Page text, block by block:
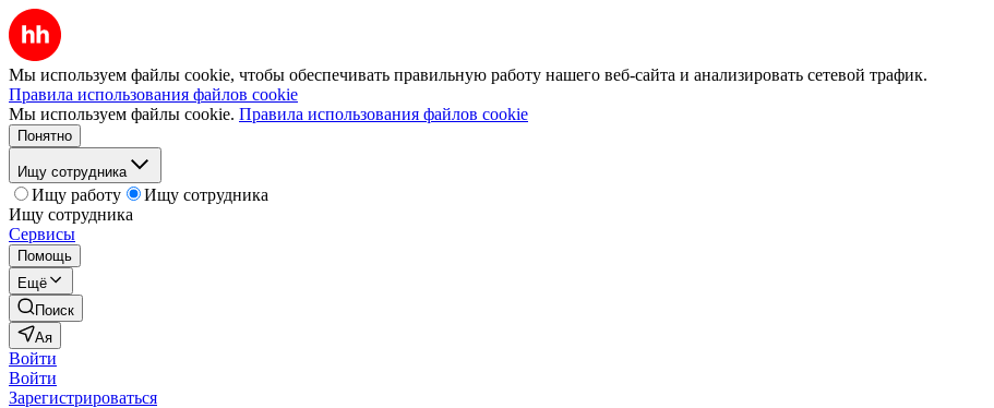
Мы используем файлы cookie, чтобы обеспечивать правильную работу нашего веб-сайта и анализировать сетевой трафик.
Правила использования файлов cookie
Мы используем файлы cookie. Правила использования файлов cookie
Понятно
Ищу сотрудника
Ищу работу
Ищу сотрудника
Ищу сотрудника
Сервисы
Помощь
Ещё
Поиск
Ая
Войти
Войти
Зарегистрироваться